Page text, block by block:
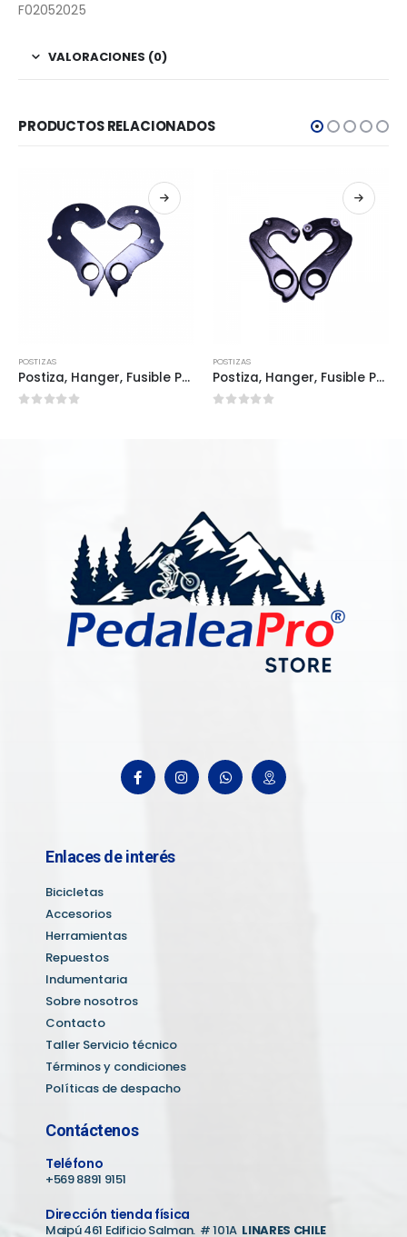
F02052025
VALORACIONES (0)
PRODUCTOS RELACIONADOS
POSTIZAS
Postiza, Hanger, Fusible POS0065
POSTIZAS
Postiza, Hanger, Fusible POS0076
Enlaces de interés
Bicicletas
Accesorios
Herramientas
Repuestos
Indumentaria
Sobre nosotros
Contacto
Taller Servicio técnico
Términos y condiciones
Políticas de despacho
Contáctenos
Teléfono
+569 8891 9151
Dirección tienda física
Maipú 461 Edificio Salman. # 101A LINARES CHILE